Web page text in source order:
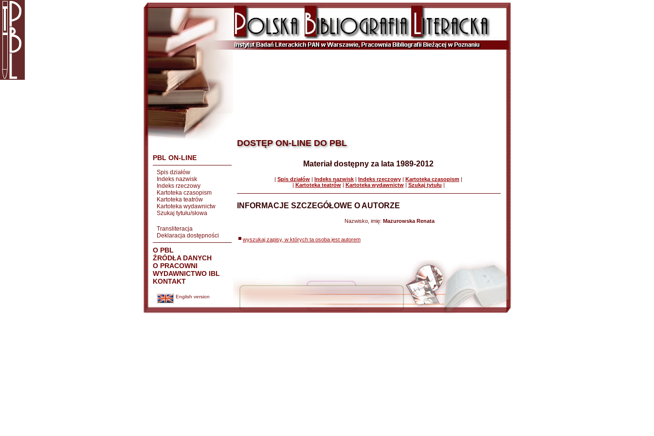
PBL ON-LINE
Spis działów
Indeks nazwisk
Indeks rzeczowy
Kartoteka czasopism
Kartoteka teatrów
Kartoteka wydawnictw
Szukaj tytułu/słowa
Transliteracja
Deklaracja dostępności
O PBL
ŹRÓDŁA DANYCH
O PRACOWNI
WYDAWNICTWO IBL
KONTAKT
English version
DOSTĘP ON-LINE DO PBL
Materiał dostępny za lata 1989-2012
| Spis działów | Indeks nazwisk | Indeks rzeczowy | Kartoteka czasopism |
| Kartoteka teatrów| Kartoteka wydawnictw| Szukaj tytułu |
INFORMACJE SZCZEGÓŁOWE O AUTORZE
Nazwisko, imię: Mazurowska Renata
wyszukaj zapisy, w których ta osoba jest autorem